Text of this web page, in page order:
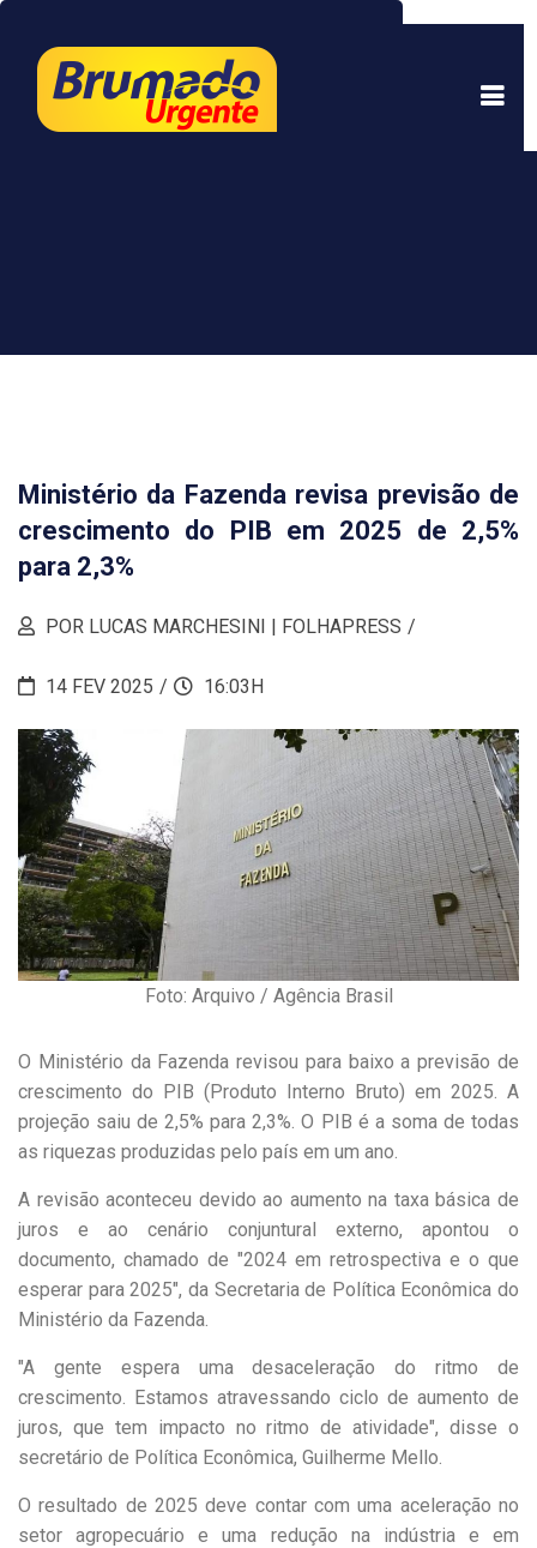
experiência. Ao continuar a navegar, você está
de acordo com isso.Saber mais.
Ministério da Fazenda revisa previsão de
crescimento do PIB em 2025 de 2,5%
para 2,3%
POR LUCAS MARCHESINI | FOLHAPRESS
14 FEV 2025 16:03H
Foto: Arquivo / Agência Brasil
O Ministério da Fazenda revisou para baixo a previsão de
crescimento do PIB (Produto Interno Bruto) em 2025. A
projeção saiu de 2,5% para 2,3%. O PIB é a soma de todas
as riquezas produzidas pelo país em um ano.
A revisão aconteceu devido ao aumento na taxa básica de
juros e ao cenário conjuntural externo, apontou o
documento, chamado de "2024 em retrospectiva e o que
esperar para 2025", da Secretaria de Política Econômica do
Ministério da Fazenda.
"A gente espera uma desaceleração do ritmo de
crescimento. Estamos atravessando ciclo de aumento de
juros, que tem impacto no ritmo de atividade", disse o
secretário de Política Econômica, Guilherme Mello.
O resultado de 2025 deve contar com uma aceleração no
setor agropecuário e uma redução na indústria e em